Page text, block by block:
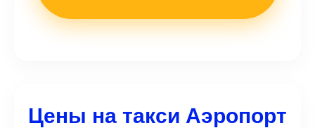
Цены на такси Аэропорт